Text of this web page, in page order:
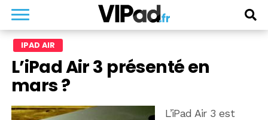
IPAD AIR
L’iPad Air 3 présenté en
mars ?
L’iPad Air 3 est